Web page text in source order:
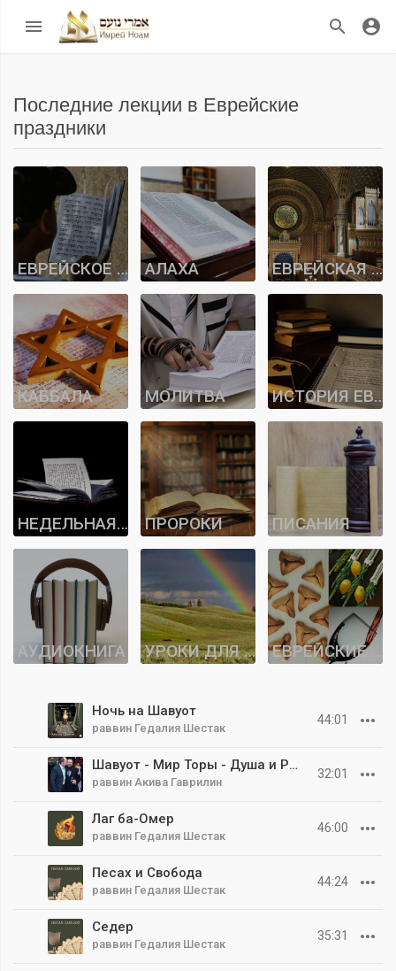
Последние лекции в Еврейские
праздники
ЕВРЕЙСКОЕ МИРОВОЗЗРЕНИЕ АЛАХА ЕВРЕЙСКАЯ ИСТОРИЯ
КАББАЛА МОЛИТВА ИСТОРИЯ ЕВРЕЙСКИХ ФАМИЛИЙ
НЕДЕЛЬНАЯ ГЛАВА ПРОРОКИ ПИСАНИЯ
АУДИОКНИГА УРОКИ ДЛЯ БНЕЙ НОАХ
Ночь на Шавуот
раввин Гедалия Шестак
44:01
Шавуот - Мир Торы - Душа и Разум 5786
раввин Акива Гаврилин
32:01
Лаг ба-Омер
раввин Гедалия Шестак
46:00
Песах и Свобода
раввин Гедалия Шестак
44:24
Седер
раввин Гедалия Шестак
35:31